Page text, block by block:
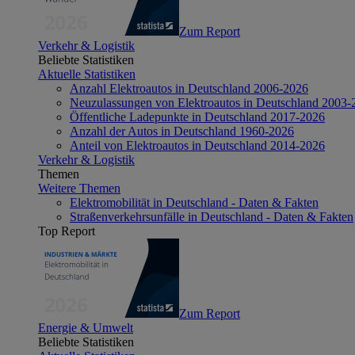
Zum Report
Verkehr & Logistik
Beliebte Statistiken
Aktuelle Statistiken
Anzahl Elektroautos in Deutschland 2006-2026
Neuzulassungen von Elektroautos in Deutschland 2003-
Öffentliche Ladepunkte in Deutschland 2017-2026
Anzahl der Autos in Deutschland 1960-2026
Anteil von Elektroautos in Deutschland 2014-2026
Verkehr & Logistik
Themen
Weitere Themen
Elektromobilität in Deutschland - Daten & Fakten
Straßenverkehrsunfälle in Deutschland - Daten & Fakten
Top Report
Zum Report
Energie & Umwelt
Beliebte Statistiken